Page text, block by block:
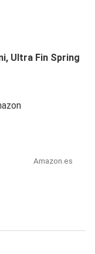
Ultra Fin Spring
Amazon.es